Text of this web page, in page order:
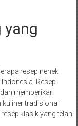
yang
resep nenek
Resep-
memberikan
tradisional
klasik yang telah